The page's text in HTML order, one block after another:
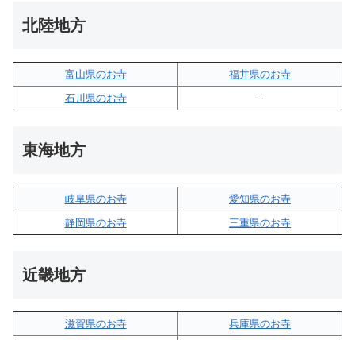
北陸地方
富山県のお寺
福井県のお寺
石川県のお寺
–
東海地方
岐阜県のお寺
愛知県のお寺
静岡県のお寺
三重県のお寺
近畿地方
滋賀県のお寺
兵庫県のお寺